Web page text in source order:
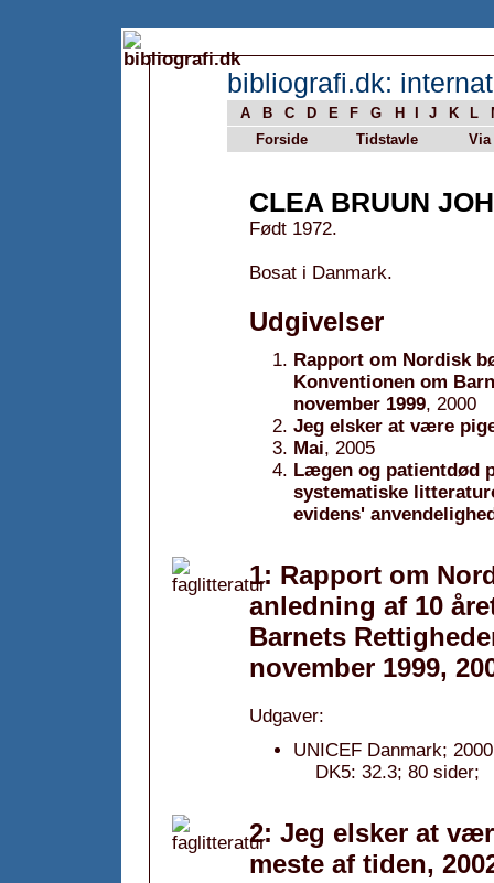
bibliografi.dk:
A B C D E F G H J K L
Forside
Tidstavle Via
CLEA BRUUN
Født 1972.
Bosat i Danmark.
Udgivelser
Rapport om Nordisk
Konventionen om
november 1999, 2000
Jeg elsker at være
Mai, 2005
Lægen og patientdød
systematiske
evidens'
1: Rapport om
anledning af 10
Barnets
november 1999,
Udgaver:
UNICEF Danmark;
DK5: 32.3; 80 sider;
2: Jeg elsker at
meste af tiden,